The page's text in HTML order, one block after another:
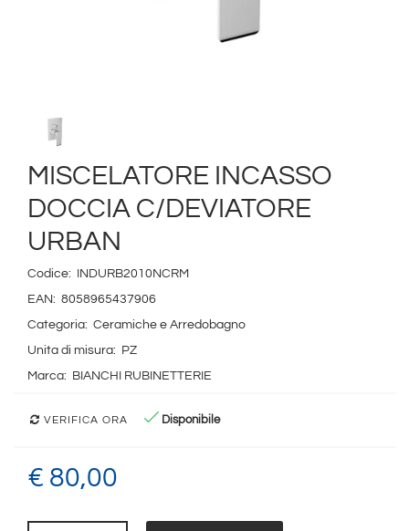
MISCELATORE INCASSO
DOCCIA C/DEVIATORE
URBAN
Codice:
INDURB2010NCRM
EAN: 8058965437906
Categoria: Ceramiche e Arredobagno
Unita di misura:
PZ
Marca:
BIANCHI RUBINETTERIE
VERIFICA ORA Disponibile
€ 80,00